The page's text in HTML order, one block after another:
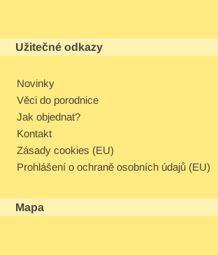
Užitečné odkazy
Novinky
Věci do porodnice
Jak objednat?
Kontakt
Zásady cookies (EU)
Prohlášení o ochraně osobních údajů (EU)
Mapa